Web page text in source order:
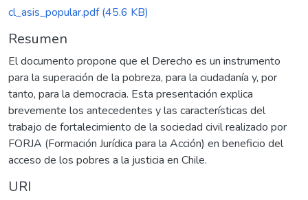
cl_asis_popular.pdf(45.6 KB)
Resumen
El documento propone que el Derecho es un instrumento
para la superación de la pobreza, para la ciudadanía y, por
tanto, para la democracia. Esta presentación explica
brevemente los antecedentes y las características del
trabajo de fortalecimiento de la sociedad civil realizado por
FORJA (Formación Jurídica para la Acción) en beneficio del
acceso de los pobres a la justicia en Chile.
URI